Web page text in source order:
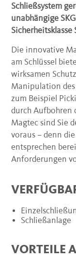
Schließsystem
unabhängige
Sicherheitsklasse
Die innovative
am Schlüssel
wirksamen
Manipulation des
zum Beispiel
durch Aufbohren
Magtec sind Sie
voraus – denn
entsprechen
Anforderungen
Schließanlage
VORTEILE